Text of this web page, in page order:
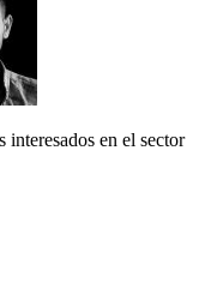
interesados en el sector